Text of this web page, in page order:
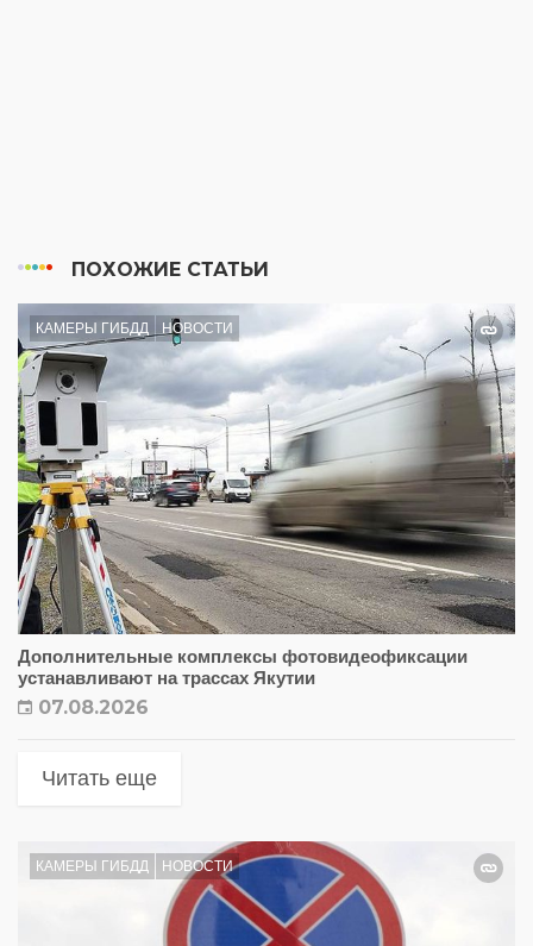
ПОХОЖИЕ СТАТЬИ
КАМЕРЫ ГИБДД НОВОСТИ
Дополнительные комплексы фотовидеофиксации
устанавливают на трассах Якутии
07.08.2026
Читать еще
КАМЕРЫ ГИБДД НОВОСТИ